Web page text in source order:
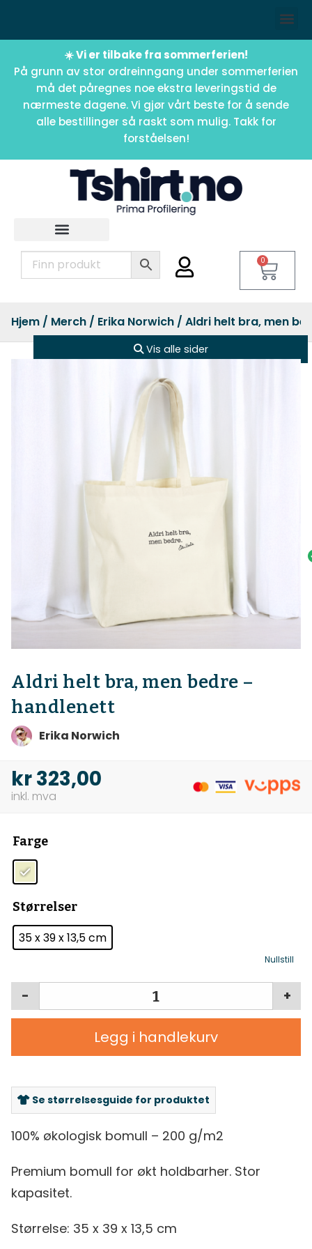
☀️ Vi er tilbake fra sommerferien!
På grunn av stor ordreinngang under sommerferien
må det påregnes noe ekstra leveringstid de
nærmeste dagene. Vi gjør vårt beste for å sende
alle bestillinger så raskt som mulig. Takk for
forståelsen!
0
Hjem / Merch / Erika Norwich / Aldri helt bra, men
Vis alle sider
Aldri helt bra, men bedre –
handlenett
Erika Norwich
kr323,00
Farge
Størrelser
35 x 39 x 13,5 cm
Nullstill
+
-
Legg i handlekurv
Se størrelsesguide for produktet
100% økologisk bomull – 200 g/m2
Premium bomull for økt holdbarher. Stor
kapasitet.
Størrelse: 35 x 39 x 13,5 cm